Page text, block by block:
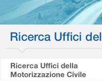
Ricerca Uffici
Ricerca Uffici della
Motorizzazione Civile